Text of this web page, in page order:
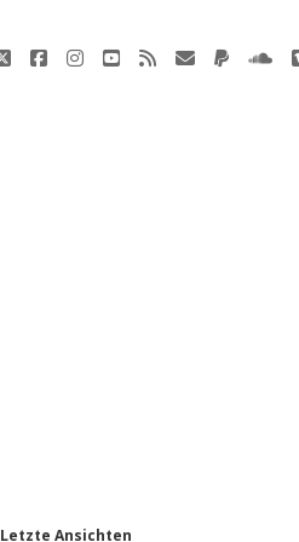
twitterfacebookinstagram
youtube
rss E-
paypal
Letzte Ansichten